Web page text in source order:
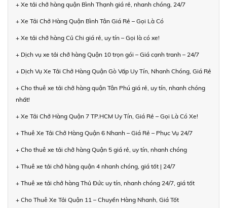
+ Xe tải chở hàng quận Bình Thạnh giá rẻ, nhanh chóng, 24/7
+ Xe Tải Chở Hàng Quận Bình Tân Giá Rẻ – Gọi Là Có
+ Xe tải chở hàng Củ Chi giá rẻ, uy tín – Gọi là có xe!
+ Dịch vụ xe tải chở hàng Quận 10 trọn gói – Giá cạnh tranh – 24/7
+ Dịch Vụ Xe Tải Chở Hàng Quận Gò Vấp Uy Tín, Nhanh Chóng, Giá Rẻ
+ Cho thuê xe tải chở hàng quận Tân Phú giá rẻ, uy tín, nhanh chóng
nhất!
+ Xe Tải Chở Hàng Quận 7 TP.HCM Uy Tín, Giá Rẻ – Gọi Là Có Xe!
+ Thuê Xe Tải Chở Hàng Quận 6 Nhanh – Giá Rẻ – Phục Vụ 24/7
+ Cho thuê xe tải chở hàng Quận 5 giá rẻ, uy tín, nhanh chóng
+ Thuê xe tải chở hàng quận 4 nhanh chóng, giá tốt | 24/7
+ Thuê xe tải chở hàng Thủ Đức uy tín, nhanh chóng 24/7, giá tốt
+ Cho Thuê Xe Tải Quận 11 – Chuyển Hàng Nhanh, Giá Tốt